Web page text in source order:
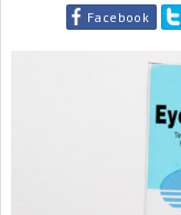
Facebook